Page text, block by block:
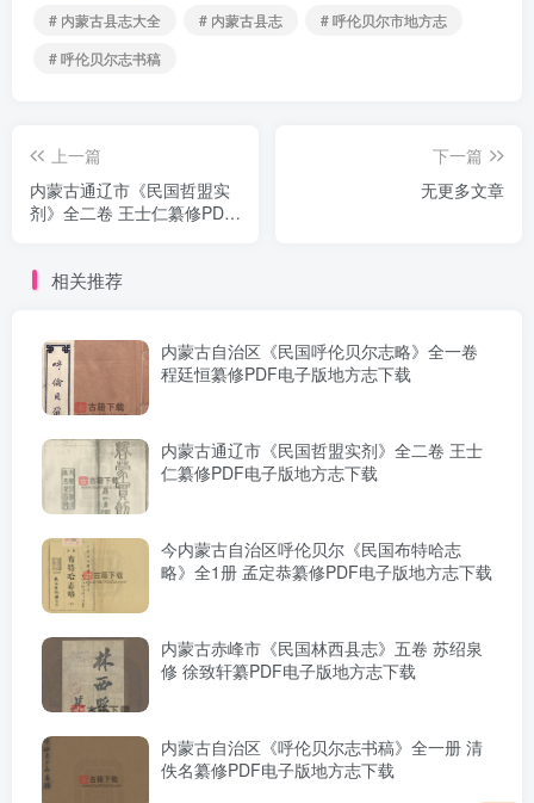
# 内蒙古县志大全
# 内蒙古县志
# 呼伦贝尔市地方志
# 呼伦贝尔志书稿
上一篇
内蒙古通辽市《民国哲盟实
剂》全二卷 王士仁纂修PDF
下一篇
无更多文章
相关推荐
内蒙古自治区《民国呼伦贝尔志略》全一卷
程廷恒纂修PDF电子版地方志下载
内蒙古通辽市《民国哲盟实剂》全二卷 王士
仁纂修PDF电子版地方志下载
今内蒙古自治区呼伦贝尔《民国布特哈志
略》全1册 孟定恭纂修PDF电子版地方志下载
内蒙古赤峰市《民国林西县志》五卷 苏绍泉
修 徐致轩纂PDF电子版地方志下载
内蒙古自治区《呼伦贝尔志书稿》全一册 清
佚名纂修PDF电子版地方志下载